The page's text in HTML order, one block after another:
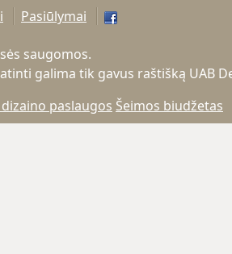
Pasiūlymai
saugomos.
galima tik gavus raštišką UAB
paslaugos Šeimos biudžetas